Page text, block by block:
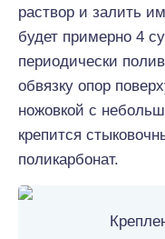
раствор и залить
будет примерно 4
периодически
обвязку опор
ножовкой с
крепится
поликарбонат.